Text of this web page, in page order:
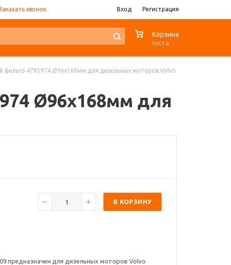
звонок Вход Регистрация
Корзина
пуста
фильтр 4785974 Ø96x168мм для дизельных моторов Volvo
Ø96x168мм для
В КОРЗИНУ
предназначен для дизельных моторов Volvo